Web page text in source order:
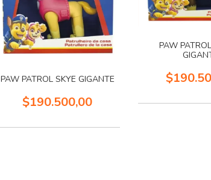
PAW PATROL SKYE GIGANTE
$190.500,00
PAW